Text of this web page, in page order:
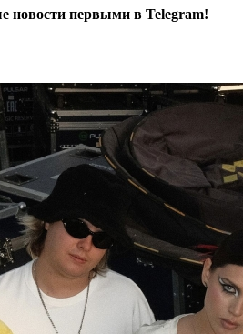
новости первыми в Telegram!